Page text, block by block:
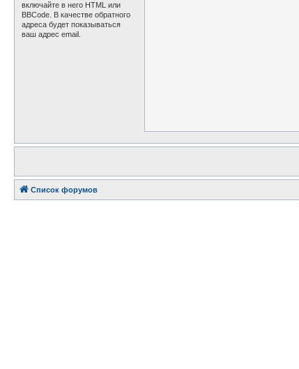
включайте в него HTML или
BBCode. В качестве обратного
адреса будет показываться
ваш адрес email.
Список форумов